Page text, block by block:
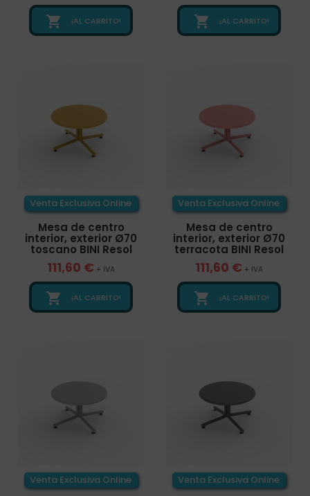
 ¡AL CARRITO!  ¡AL CARRITO!
Venta Exclusiva Online
Mesa de centro
interior, exterior Ø70
toscano BINI Resol
111,60 € + IVA
 ¡AL CARRITO!
Venta Exclusiva Online
Mesa de centro
interior, exterior Ø70
terracota BINI Resol
111,60 € + IVA
 ¡AL CARRITO!
Venta Exclusiva Online Venta Exclusiva Online